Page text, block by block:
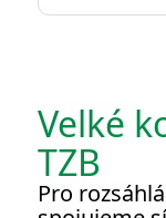
Velké
TZB
Pro